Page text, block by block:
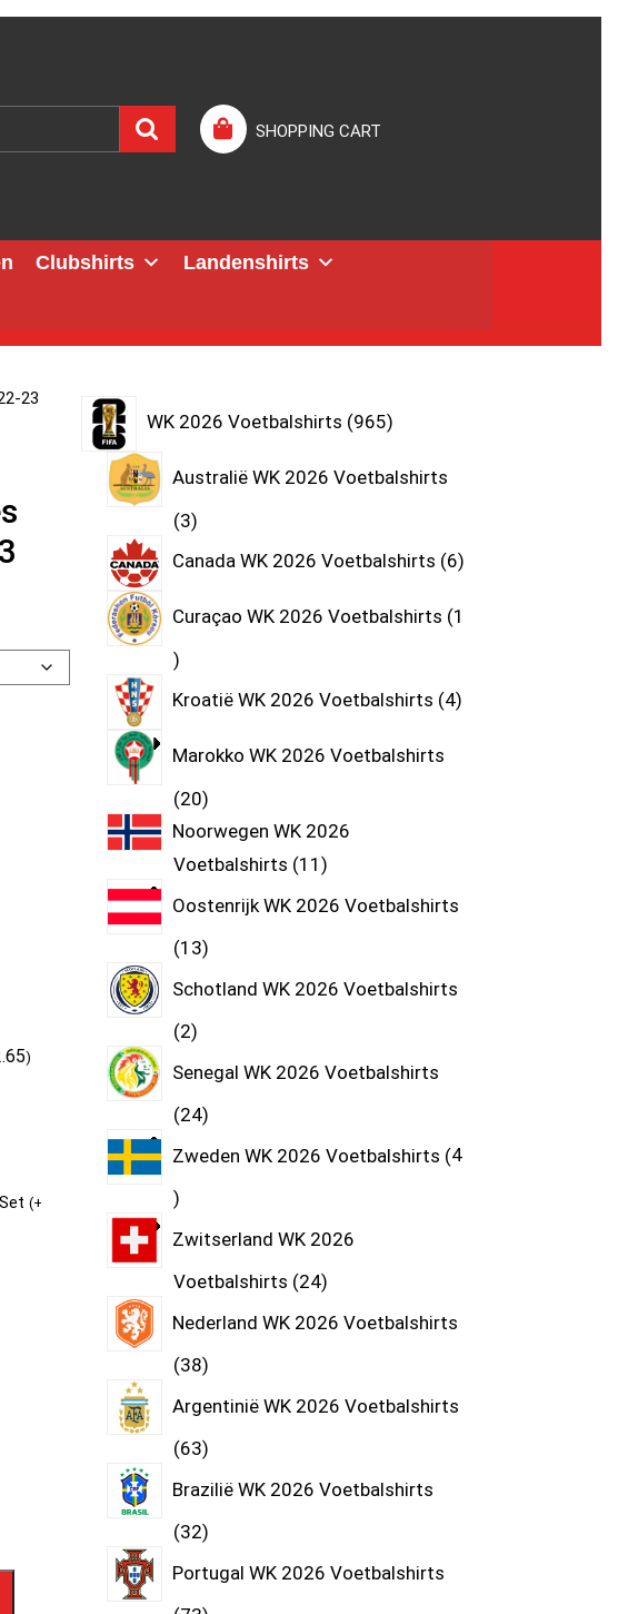
SHOPPING CART
Clubshirts
Landenshirts
23
)
(+
WK 2026 Voetbalshirts 965
Australië WK 2026 Voetbalshirts
3
Canada WK 2026 Voetbalshirts 6
Curaçao WK 2026 Voetbalshirts 1
Kroatië WK 2026 Voetbalshirts 4
Marokko WK 2026 Voetbalshirts
20
Noorwegen WK 2026
Voetbalshirts 11
Oostenrijk WK 2026 Voetbalshirts
13
Schotland WK 2026 Voetbalshirts
2
Senegal WK 2026 Voetbalshirts
24
Zweden WK 2026 Voetbalshirts 4
Zwitserland WK 2026
Voetbalshirts 24
Nederland WK 2026 Voetbalshirts
38
Argentinië WK 2026 Voetbalshirts
63
Brazilië WK 2026 Voetbalshirts
32
Portugal WK 2026 Voetbalshirts